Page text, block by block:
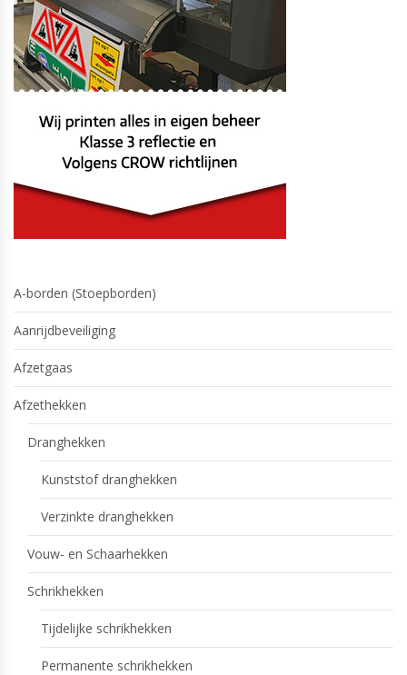
A-borden (Stoepborden)
Aanrijdbeveiliging
Afzetgaas
Afzethekken
Dranghekken
Kunststof dranghekken
Verzinkte dranghekken
Vouw- en Schaarhekken
Schrikhekken
Tijdelijke schrikhekken
Permanente schrikhekken